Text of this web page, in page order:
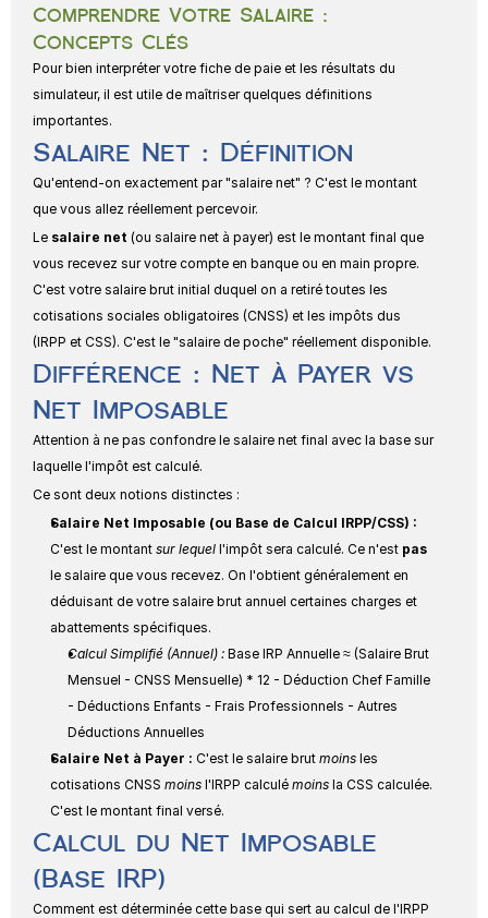
Comprendre Votre Salaire :
Concepts Clés
Pour bien interpréter votre fiche de paie et les résultats du
simulateur, il est utile de maîtriser quelques définitions
importantes.
Salaire Net : Définition
Qu'entend-on exactement par "salaire net" ? C'est le montant
que vous allez réellement percevoir.
Le salaire net (ou salaire net à payer) est le montant final que
vous recevez sur votre compte en banque ou en main propre.
C'est votre salaire brut initial duquel on a retiré toutes les
cotisations sociales obligatoires (CNSS) et les impôts dus
(IRPP et CSS). C'est le "salaire de poche" réellement disponible.
Différence : Net à Payer vs
Net Imposable
Attention à ne pas confondre le salaire net final avec la base sur
laquelle l'impôt est calculé.
Ce sont deux notions distinctes :
Salaire Net Imposable (ou Base de Calcul IRPP/CSS) :
C'est le montant sur lequel l'impôt sera calculé. Ce n'est pas
le salaire que vous recevez. On l'obtient généralement en
déduisant de votre salaire brut annuel certaines charges et
abattements spécifiques.
Calcul Simplifié (Annuel) : Base IRP Annuelle ≈ (Salaire Brut
Mensuel - CNSS Mensuelle) * 12 - Déduction Chef Famille
- Déductions Enfants - Frais Professionnels - Autres
Déductions Annuelles
Salaire Net à Payer : C'est le salaire brut moins les
cotisations CNSS moins l'IRPP calculé moins la CSS calculée.
C'est le montant final versé.
Calcul du Net Imposable
(Base IRP)
Comment est déterminée cette base qui sert au calcul de l'IRPP